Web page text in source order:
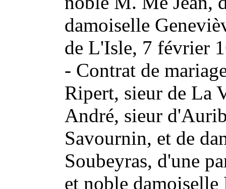
damoiselle
de L'Isle, 7 février
- Contrat de
Ripert, sieur de La
André, sieur
Savournin, et de
Soubeyras, d'une
et noble